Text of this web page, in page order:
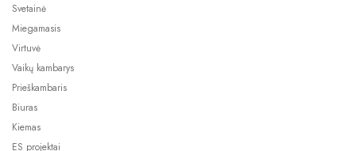
Svetainė
Miegamasis
Virtuvė
Vaikų kambarys
Prieškambaris
Biuras
Kiemas
ES projektai